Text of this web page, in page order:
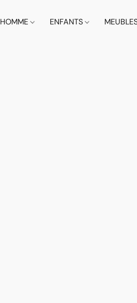
HOMME ENFANTS